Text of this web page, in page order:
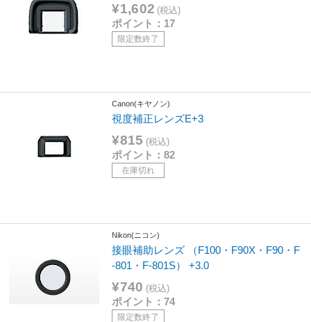
¥1,602 (税込)
ポイント：17
限定数終了
Canon(キヤノン)
視度補正レンズE+3
¥815 (税込)
ポイント：82
在庫切れ
Nikon(ニコン)
接眼補助レンズ （F100・F90X・F90・F
-801・F-801S） +3.0
¥740 (税込)
ポイント：74
限定数終了